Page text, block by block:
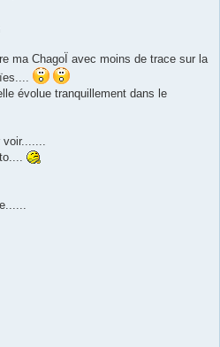
ma ChagoÏ avec moins de trace sur la
évolue tranquillement dans le